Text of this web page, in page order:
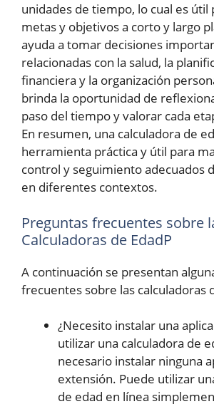
unidades de tiempo, lo cual es útil
metas y objetivos a corto y largo
ayuda a tomar decisiones
relacionadas con la salud, la
financiera y la organización
brinda la oportunidad de
paso del tiempo y valorar cada
En resumen, una calculadora de
herramienta práctica y útil para
control y seguimiento adecuados
en diferentes contextos.
Preguntas frecuentes sobre
Calculadoras de EdadP
A continuación se presentan
frecuentes sobre las calculadoras
¿Necesito instalar una
utilizar una calculadora de
necesario instalar ninguna
extensión. Puede utilizar
de edad en línea